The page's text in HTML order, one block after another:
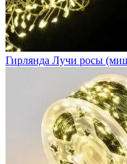
Гирлянда Лучи росы